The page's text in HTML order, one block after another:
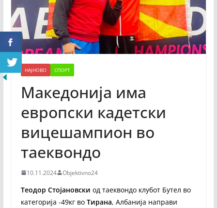
НАЈНОВО СПОРТ
Македонија има
европски кадетски
вицешампион во
таеквондо
10.11.2024 Objektivno24
Теодор Стојановски од таеквондо клубот Бутел во
категорија -49кг во Тирана, Албанија направи